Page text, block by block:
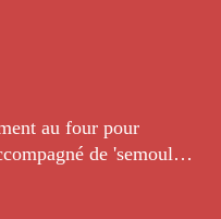
au four pour
de 'semoule'